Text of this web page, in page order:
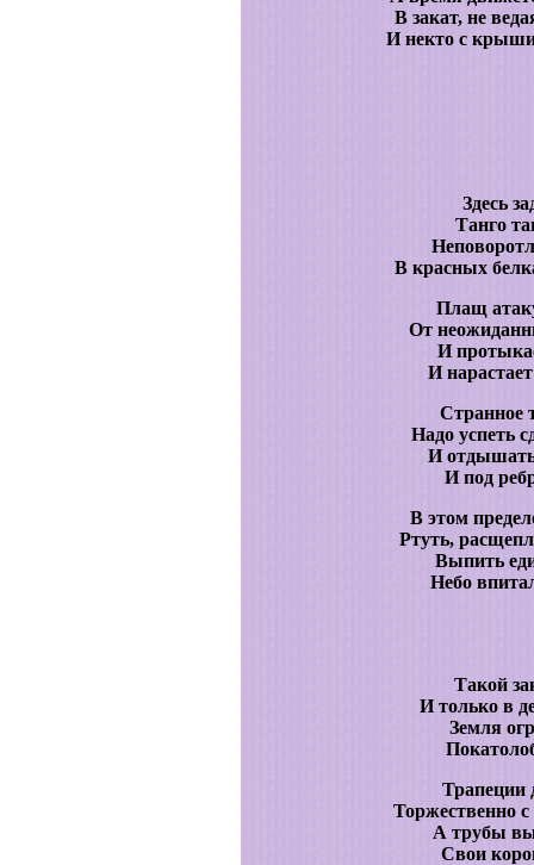
В закат, не
И некто с крыши
Здесь
Танго
В красных
Плащ
От
И
И
Странное
Надо успеть
И
И под
В этом
Ртуть,
Выпить
Небо
Такой
И только в
Земля
Трапеции
Торжественно
А трубы
Свои